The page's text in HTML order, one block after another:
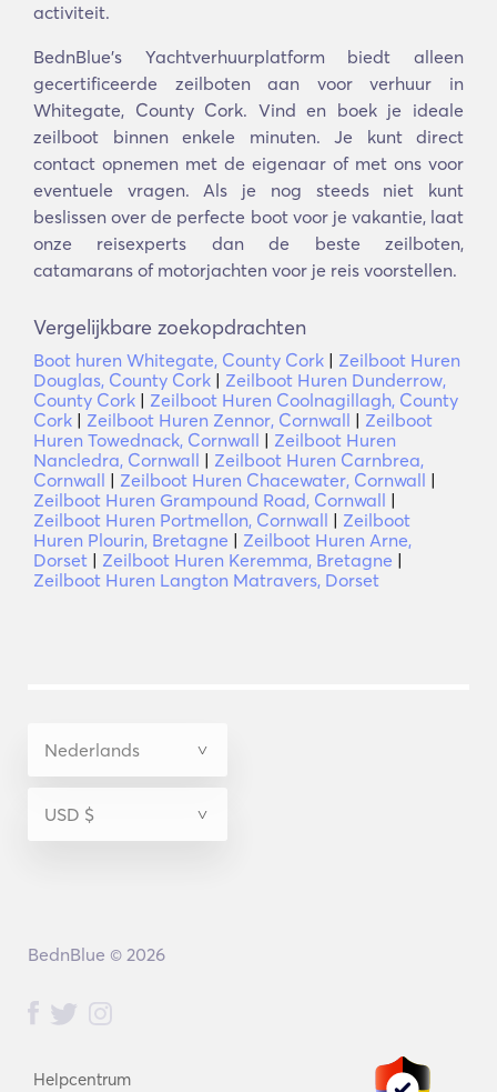
activiteit.
BednBlue's Yachtverhuurplatform biedt alleen
gecertificeerde zeilboten aan voor verhuur in
Whitegate, County Cork. Vind en boek je ideale
zeilboot binnen enkele minuten. Je kunt direct
contact opnemen met de eigenaar of met ons voor
eventuele vragen. Als je nog steeds niet kunt
beslissen over de perfecte boot voor je vakantie, laat
onze reisexperts dan de beste zeilboten,
catamarans of motorjachten voor je reis voorstellen.
Vergelijkbare zoekopdrachten
Boot huren Whitegate, County Cork | Zeilboot Huren
Douglas, County Cork | Zeilboot Huren Dunderrow,
County Cork | Zeilboot Huren Coolnagillagh, County
Cork | Zeilboot Huren Zennor, Cornwall | Zeilboot
Huren Towednack, Cornwall | Zeilboot Huren
Nancledra, Cornwall | Zeilboot Huren Carnbrea,
Cornwall | Zeilboot Huren Chacewater, Cornwall |
Zeilboot Huren Grampound Road, Cornwall |
Zeilboot Huren Portmellon, Cornwall | Zeilboot
Huren Plourin, Bretagne | Zeilboot Huren Arne,
Dorset | Zeilboot Huren Keremma, Bretagne |
Zeilboot Huren Langton Matravers, Dorset
Helpcentrum
BednBlue © 2026